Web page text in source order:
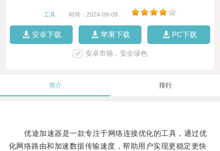
工具 时间：2024-09-09
安卓下载 苹果下载 PC下载
安卓市场，安全绿色
简介 排行
优途加速器是一款专注于网络连接优化的工具，通过优
化网络路由和加速数据传输速度，帮助用户实现更稳定更快